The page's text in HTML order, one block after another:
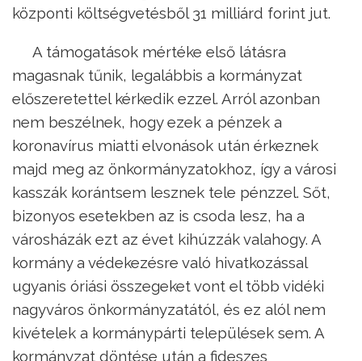
központi költségvetésből 31 milliárd forint jut.
A támogatások mértéke első látásra
magasnak tűnik, legalábbis a kormányzat
előszeretettel kérkedik ezzel. Arról azonban
nem beszélnek, hogy ezek a pénzek a
koronavírus miatti elvonások után érkeznek
majd meg az önkormányzatokhoz, így a városi
kasszák korántsem lesznek tele pénzzel. Sőt,
bizonyos esetekben az is csoda lesz, ha a
városházák ezt az évet kihúzzák valahogy. A
kormány a védekezésre való hivatkozással
ugyanis óriási összegeket vont el több vidéki
nagyváros önkormányzatától, és ez alól nem
kivételek a kormánypárti települések sem. A
kormányzat döntése után a fideszes